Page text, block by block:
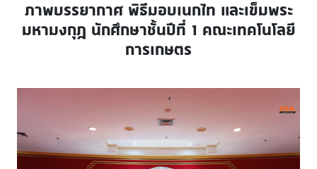
ภาพบรรยากาศ พิธีมอบเนกไท และเข็มพระ
มหามงกุฎ นักศึกษาชั้นปีที่ 1 คณะเทคโนโลยี
การเกษตร